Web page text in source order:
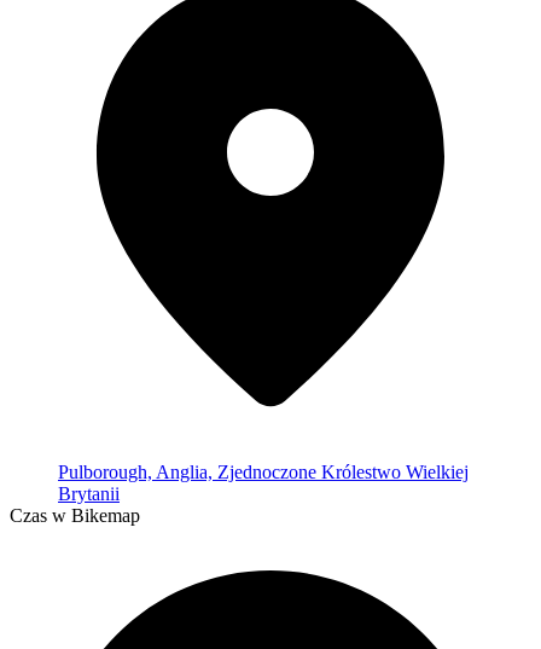
Pulborough, Anglia, Zjednoczone Królestwo Wielkiej
Brytanii
Czas w Bikemap